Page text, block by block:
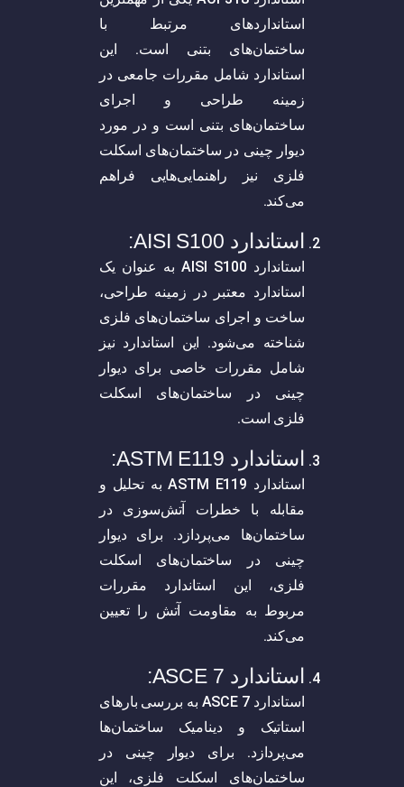
استانداردهای مرتبط با
ساختمان‌های بتنی است. این
استاندارد شامل مقررات جامعی در
زمینه طراحی و اجرای
ساختمان‌های بتنی است و در مورد
دیوار چینی در ساختمان‌های اسکلت
فلزی نیز راهنمایی‌هایی فراهم
می‌کند.
استاندارد AISI S100:
استاندارد AISI S100 به عنوان یک
استاندارد معتبر در زمینه طراحی،
ساخت و اجرای ساختمان‌های فلزی
شناخته می‌شود. این استاندارد نیز
شامل مقررات خاصی برای دیوار
چینی در ساختمان‌های اسکلت
فلزی است.
استاندارد ASTM E119:
استاندارد ASTM E119 به تحلیل و
مقابله با خطرات آتش‌سوزی در
ساختمان‌ها می‌پردازد. برای دیوار
چینی در ساختمان‌های اسکلت
فلزی، این استاندارد مقررات
مربوط به مقاومت آتش را تعیین
می‌کند.
استاندارد ASCE 7:
استاندارد ASCE 7 به بررسی بارهای
استاتیک و دینامیک ساختمان‌ها
می‌پردازد. برای دیوار چینی در
ساختمان‌های اسکلت فلزی، این